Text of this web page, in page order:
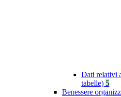
Dati relativi
tabelle) 5
Benessere